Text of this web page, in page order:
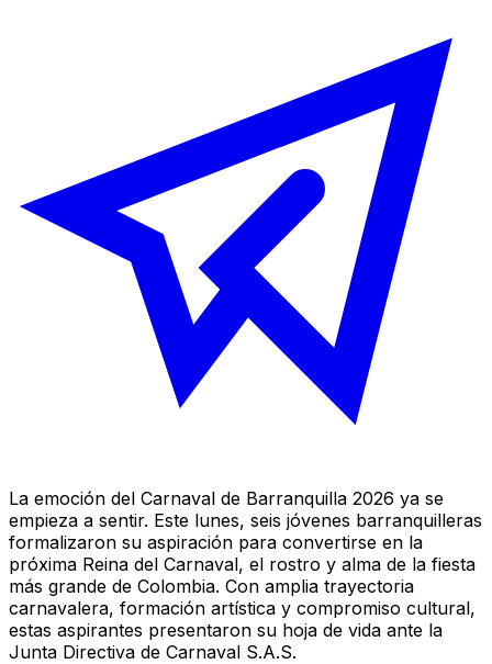
La emoción del Carnaval de Barranquilla 2026 ya se
empieza a sentir. Este lunes, seis jóvenes barranquilleras
formalizaron su aspiración para convertirse en la
próxima Reina del Carnaval, el rostro y alma de la fiesta
más grande de Colombia. Con amplia trayectoria
carnavalera, formación artística y compromiso cultural,
estas aspirantes presentaron su hoja de vida ante la
Junta Directiva de Carnaval S.A.S.